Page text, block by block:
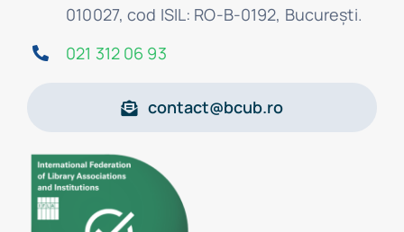
010027, cod ISIL: RO-B-0192, Bucureşti.
021 312 06 93
contact@bcub.ro